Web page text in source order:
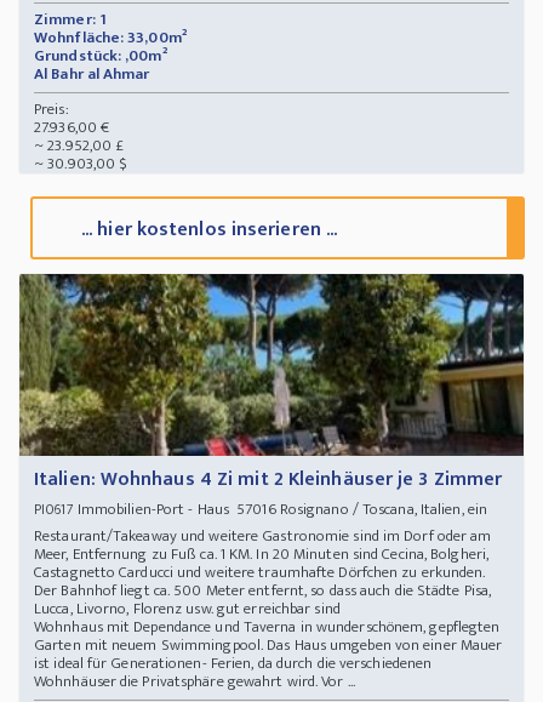
Zimmer: 1
Wohnfläche: 33,00m²
Grundstück: ,00m²
Al Bahr al Ahmar
Preis:
27.936,00 €
~ 23.952,00 £
~ 30.903,00 $
... hier kostenlos inserieren ...
Italien: Wohnhaus 4 Zi mit 2 Kleinhäuser je 3 Zimmer
PI0617 Immobilien-Port - Haus 57016 Rosignano / Toscana, Italien, ein
Restaurant/Takeaway und weitere Gastronomie sind im Dorf oder am
Meer, Entfernung zu Fuß ca. 1 KM. In 20 Minuten sind Cecina, Bolgheri,
Castagnetto Carducci und weitere traumhafte Dörfchen zu erkunden.
Der Bahnhof liegt ca. 500 Meter entfernt, so dass auch die Städte Pisa,
Lucca, Livorno, Florenz usw. gut erreichbar sind
Wohnhaus mit Dependance und Taverna in wunderschönem, gepflegten
Garten mit neuem Swimmingpool. Das Haus umgeben von einer Mauer
ist ideal für Generationen- Ferien, da durch die verschiedenen
Wohnhäuser die Privatsphäre gewahrt wird. Vor ...